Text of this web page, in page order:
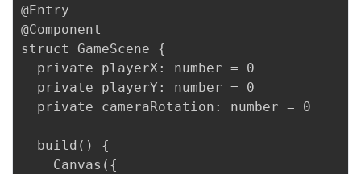
@Entry
@Component
struct GameScene {
  private playerX: number = 0
  private playerY: number = 0
  private cameraRotation: number = 0
  build() {
    Canvas({